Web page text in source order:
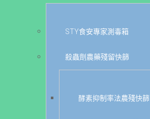
STY食安專家測毒箱
殺蟲劑農藥殘留快篩
酵素抑制率法農殘快篩